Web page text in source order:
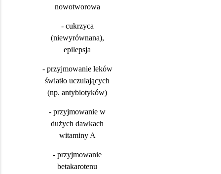
nowotworowa
- cukrzyca
(niewyrównana),
epilepsja
- przyjmowanie leków
światło uczulających
(np. antybiotyków)
- przyjmowanie w
dużych dawkach
witaminy A
- przyjmowanie
betakarotenu